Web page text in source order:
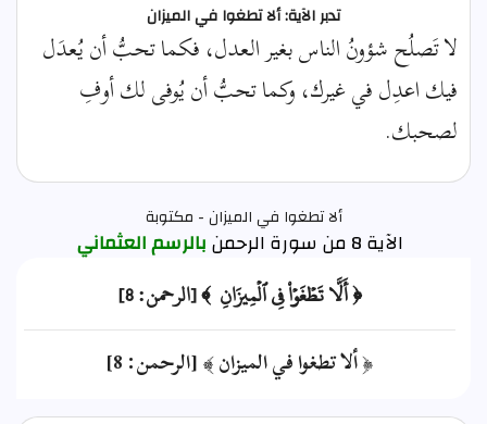
تدبر الآية: ألا تطغوا في الميزان
لا تَصلُح شؤونُ الناس بغير العدل، فكما تحبُّ أن يُعدَل
فيك اعدِل في غيرك، وكما تحبُّ أن يُوفى لك أوفِ
لصحبك.
ألا تطغوا في الميزان - مكتوبة
الآية 8 من سورة الرحمن بالرسم العثماني
﴿ أَلَّا تَطۡغَوۡاْ فِي ٱلۡمِيزَانِ ﴾ [الرحمن: 8]
﴿ ألا تطغوا في الميزان ﴾ [الرحمن: 8]